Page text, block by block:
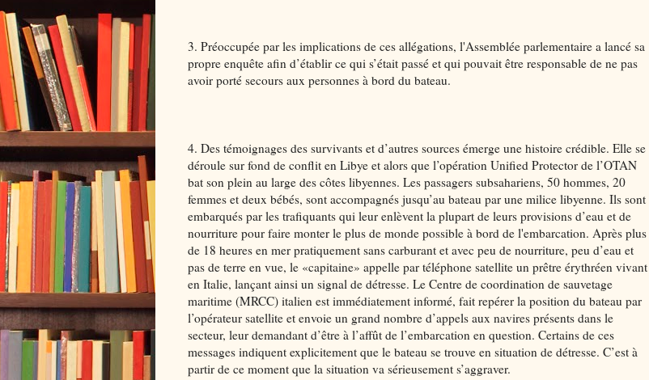
3. Préoccupée par les implications de ces allégations, l'Assemblée parlementaire a lancé sa
propre enquête afin d’établir ce qui s’était passé et qui pouvait être responsable de ne pas
avoir porté secours aux personnes à bord du bateau.
4. Des témoignages des survivants et d’autres sources émerge une histoire crédible. Elle se
déroule sur fond de conflit en Libye et alors que l’opération Unified Protector de l’OTAN
bat son plein au large des côtes libyennes. Les passagers subsahariens, 50 hommes, 20
femmes et deux bébés, sont accompagnés jusqu’au bateau par une milice libyenne. Ils sont
embarqués par les trafiquants qui leur enlèvent la plupart de leurs provisions d’eau et de
nourriture pour faire monter le plus de monde possible à bord de l'embarcation. Après plus
de 18 heures en mer pratiquement sans carburant et avec peu de nourriture, peu d’eau et
pas de terre en vue, le «capitaine» appelle par téléphone satellite un prêtre érythréen vivant
en Italie, lançant ainsi un signal de détresse. Le Centre de coordination de sauvetage
maritime (MRCC) italien est immédiatement informé, fait repérer la position du bateau par
l’opérateur satellite et envoie un grand nombre d’appels aux navires présents dans le
secteur, leur demandant d’être à l’affût de l’embarcation en question. Certains de ces
messages indiquent explicitement que le bateau se trouve en situation de détresse. C’est à
partir de ce moment que la situation va sérieusement s’aggraver.